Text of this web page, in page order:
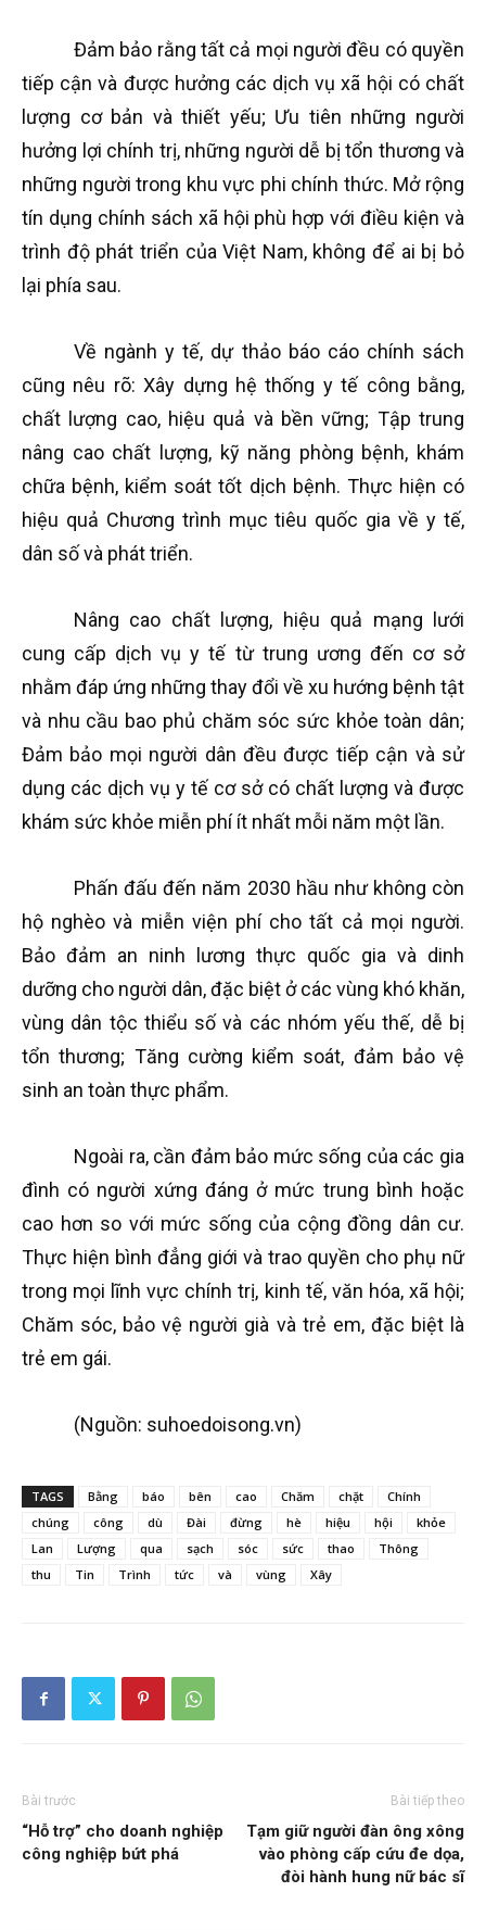
Đảm bảo rằng tất cả mọi người đều có quyền
tiếp cận và được hưởng các dịch vụ xã hội có chất
lượng cơ bản và thiết yếu; Ưu tiên những người
hưởng lợi chính trị, những người dễ bị tổn thương và
những người trong khu vực phi chính thức. Mở rộng
tín dụng chính sách xã hội phù hợp với điều kiện và
trình độ phát triển của Việt Nam, không để ai bị bỏ
lại phía sau.
Về ngành y tế, dự thảo báo cáo chính sách
cũng nêu rõ: Xây dựng hệ thống y tế công bằng,
chất lượng cao, hiệu quả và bền vững; Tập trung
nâng cao chất lượng, kỹ năng phòng bệnh, khám
chữa bệnh, kiểm soát tốt dịch bệnh. Thực hiện có
hiệu quả Chương trình mục tiêu quốc gia về y tế,
dân số và phát triển.
Nâng cao chất lượng, hiệu quả mạng lưới
cung cấp dịch vụ y tế từ trung ương đến cơ sở
nhằm đáp ứng những thay đổi về xu hướng bệnh tật
và nhu cầu bao phủ chăm sóc sức khỏe toàn dân;
Đảm bảo mọi người dân đều được tiếp cận và sử
dụng các dịch vụ y tế cơ sở có chất lượng và được
khám sức khỏe miễn phí ít nhất mỗi năm một lần.
Phấn đấu đến năm 2030 hầu như không còn
hộ nghèo và miễn viện phí cho tất cả mọi người.
Bảo đảm an ninh lương thực quốc gia và dinh
dưỡng cho người dân, đặc biệt ở các vùng khó khăn,
vùng dân tộc thiểu số và các nhóm yếu thế, dễ bị
tổn thương; Tăng cường kiểm soát, đảm bảo vệ
sinh an toàn thực phẩm.
Ngoài ra, cần đảm bảo mức sống của các gia
đình có người xứng đáng ở mức trung bình hoặc
cao hơn so với mức sống của cộng đồng dân cư.
Thực hiện bình đẳng giới và trao quyền cho phụ nữ
trong mọi lĩnh vực chính trị, kinh tế, văn hóa, xã hội;
Chăm sóc, bảo vệ người già và trẻ em, đặc biệt là
trẻ em gái.
(Nguồn: suhoedoisong.vn)
TAGS Bằng báo bên cao Chăm chặt
Chính
chúng
công dù Đài đừng hè hiệu hội
khỏe
Lan
Lượng qua sạch sóc sức thao
Thông
thu
Tin Trình tức và vùng Xây
Bài trước
“Hỗ trợ” cho doanh nghiệp
công nghiệp bứt phá
Bài tiếp theo
Tạm giữ người đàn ông xông
vào phòng cấp cứu đe dọa,
đòi hành hung nữ bác sĩ